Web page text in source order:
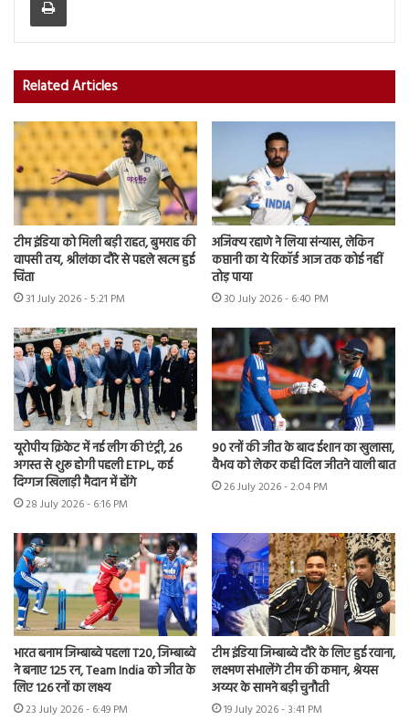
Related Articles
टीम इंडिया को मिली बड़ी राहत, बुमराह की
वापसी तय, श्रीलंका दौरे से पहले खत्म हुई
चिंता
31 July 2026 - 5:21 PM
अजिंक्य रहाणे ने लिया संन्यास, लेकिन
कप्तानी का ये रिकॉर्ड आज तक कोई नहीं
तोड़ पाया
30 July 2026 - 6:40 PM
यूरोपीय क्रिकेट में नई लीग की एंट्री, 26
अगस्त से शुरू होगी पहली ETPL, कई
दिग्गज खिलाड़ी मैदान में होंगे
28 July 2026 - 6:16 PM
90 रनों की जीत के बाद ईशान का खुलासा,
वैभव को लेकर कही दिल जीतने वाली बात
26 July 2026 - 2:04 PM
भारत बनाम जिम्बाब्वे पहला T20, जिम्बाब्वे
ने बनाए 125 रन, Team India को जीत के
लिए 126 रनों का लक्ष्य
23 July 2026 - 6:49 PM
टीम इंडिया जिम्बाब्वे दौरे के लिए हुई रवाना,
लक्ष्मण संभालेंगे टीम की कमान, श्रेयस
अय्यर के सामने बड़ी चुनौती
19 July 2026 - 3:41 PM